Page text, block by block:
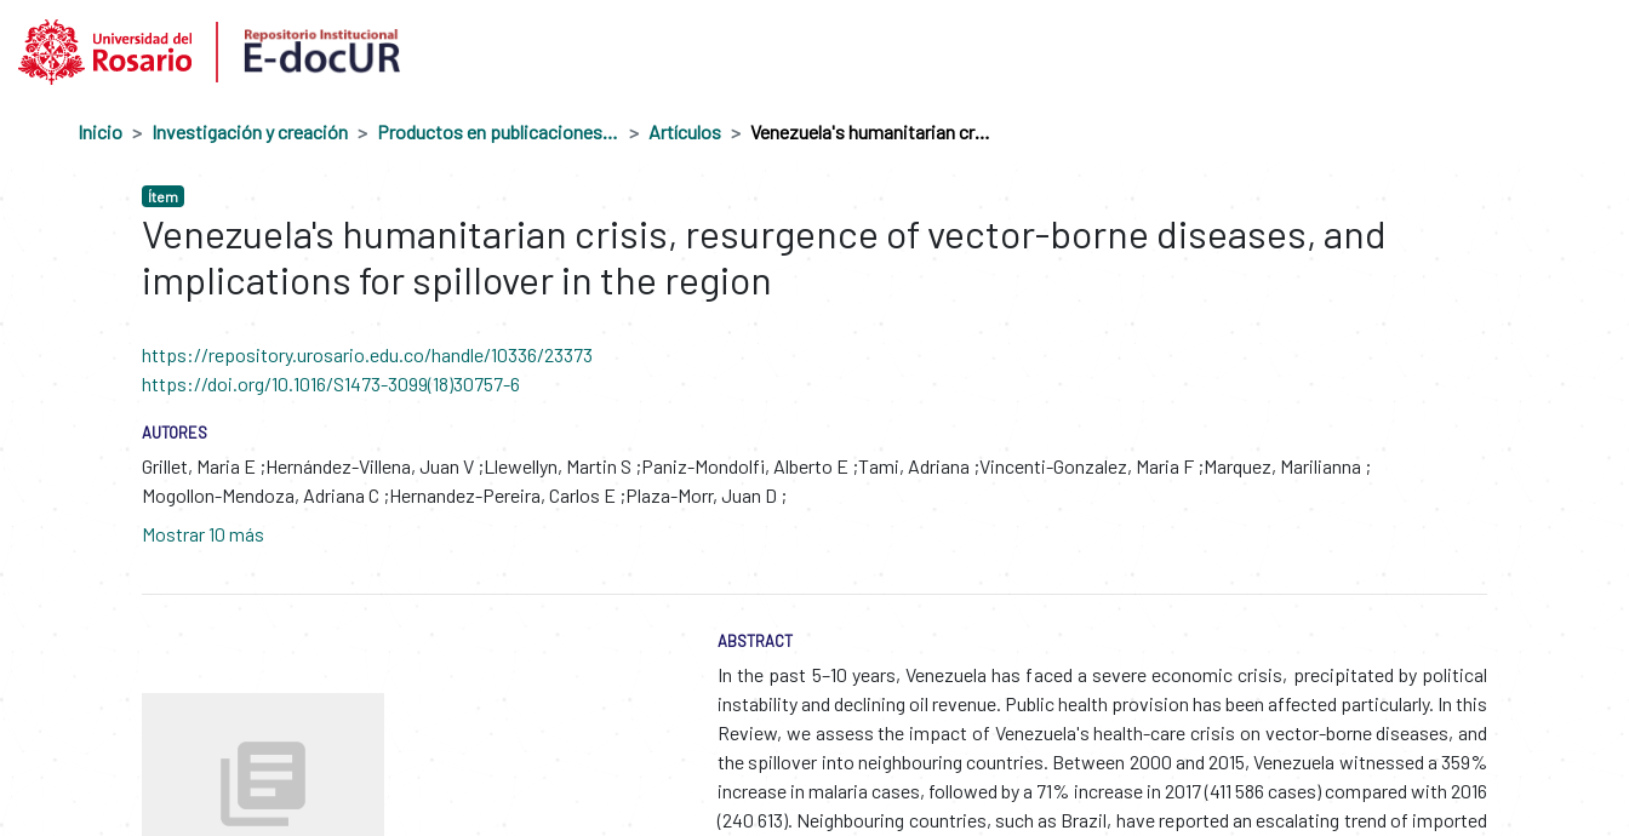
Inicio Investigación y creación Productos en publicaciones externas Artículos Venezuela's humanitarian crisis, resurgence of vector-borne diseases, and implications for spillover in the region
Ítem
Venezuela's humanitarian crisis, resurgence of vector-borne diseases, and
implications for spillover in the region
https://repository.urosario.edu.co/handle/10336/23373
https://doi.org/10.1016/S1473-3099(18)30757-6
AUTORES
Grillet, Maria E Hernández-Villena, Juan V Llewellyn, Martin S Paniz-Mondolfi, Alberto E Tami, Adriana Vincenti-Gonzalez, Maria F Marquez, Marilianna
Mogollon-Mendoza, Adriana C Hernandez-Pereira, Carlos E Plaza-Morr, Juan D
Mostrar 10 más
ABSTRACT
In the past 5–10 years, Venezuela has faced a severe economic crisis, precipitated by political
instability and declining oil revenue. Public health provision has been affected particularly. In this
Review, we assess the impact of Venezuela's health-care crisis on vector-borne diseases, and
the spillover into neighbouring countries. Between 2000 and 2015, Venezuela witnessed a 359%
increase in malaria cases, followed by a 71% increase in 2017 (411 586 cases) compared with 2016
(240 613). Neighbouring countries, such as Brazil, have reported an escalating trend of imported